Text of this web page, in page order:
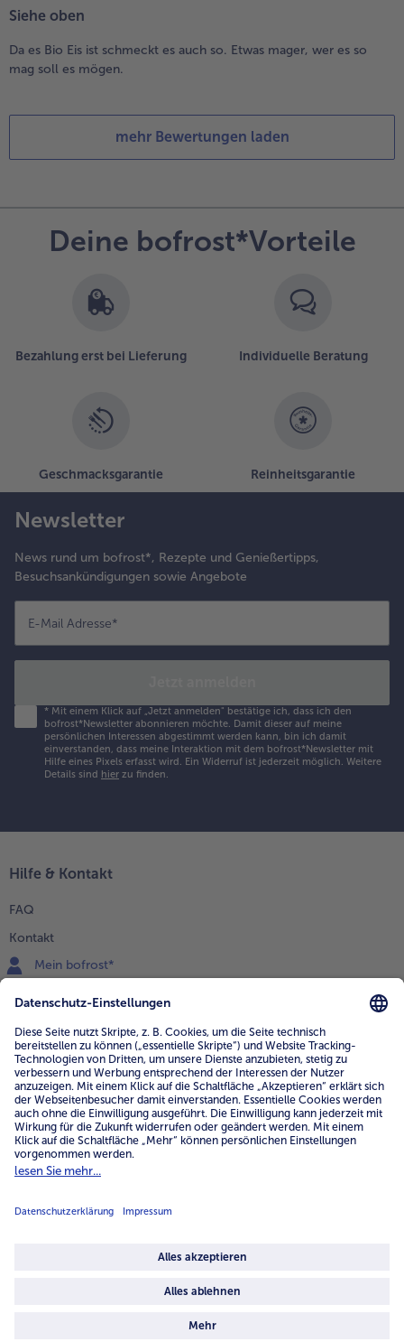
Siehe oben
Da es Bio Eis ist schmeckt es auch so. Etwas mager, wer es so
mag soll es mögen.
mehr Bewertungen laden
Deine bofrost*Vorteile
Bezahlung erst bei Lieferung Individuelle Beratung
Geschmacksgarantie Reinheitsgarantie
Newsletter
News rund um bofrost*, Rezepte und Genießertipps,
Besuchsankündigungen sowie Angebote
E-Mail Adresse*
* Mit einem Klick auf „Jetzt anmelden" bestätige ich, dass ich den
bofrost*Newsletter abonnieren möchte. Damit dieser auf meine
persönlichen Interessen abgestimmt werden kann, bin ich damit
einverstanden, dass meine Interaktion mit dem bofrost*Newsletter mit
Hilfe eines Pixels erfasst wird. Ein Widerruf ist jederzeit möglich. Weitere
Details sind hier zu finden.
Hilfe & Kontakt
FAQ
Kontakt
Mein bofrost*
0800 - 000 19 18
Mo.-Fr.: 7-21 Uhr Sa: 8-16 Uhr
Service
Unternehmen
Über uns